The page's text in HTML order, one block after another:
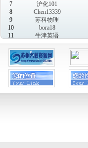
7
沪化101
8
Chen13339
9
苏科物理
10
bora18
11
牛津英语